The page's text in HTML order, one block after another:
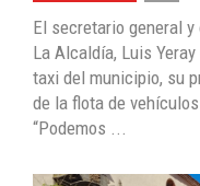
El secretario general y
La Alcaldía, Luis
taxi del municipio, su
de la flota de
“Podemos ...